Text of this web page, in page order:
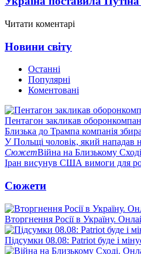
Читати коментарі
Новини світу
Останні
Популярні
Коментовані
Пентагон закликав
Близька до Трампа компанія
У Польщі чоловік, який нападав
СюжетВійна на Близькому
Іран висунув США вимоги для
Сюжети
Вторгнення Росії в Україну.
Підсумки 08.08: Patriot буде і